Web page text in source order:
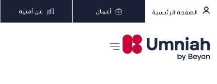
الصفحة الرئيسية أعمال عن أمنية